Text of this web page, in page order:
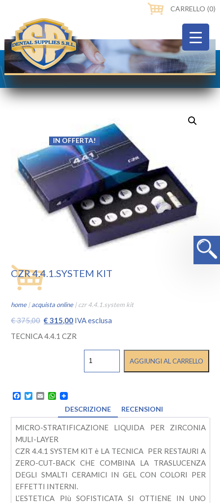
CARRELLO ⟨0⟩
IN OFFERTA!
CZR 4.4.1.SYSTEM KIT
home|acquista online|czr 4.4.1.system kit
€375,00 Il
prezzo
€ 315,00Il
prezzo
IVA esclusa
TECNICA 4.4.1 CZR
4.4.1.SYSTEM
AGGIUNGI AL CARRELLO
Facebook
TwitterEmailWhatsApp
DESCRIZIONE
RECENSIONI
MICRO-STRATIFICAZIONE LIQUIDA PER ZIRCONIA
MULI-LAYER
CZR 4.4.1 SYSTEM KIT è LA TECNICA PER RESTAURI A
ZERO-CUT-BACK CHE COMBINA LA TRASLUCENZA
DEGLI SMALTI CERAMICI IN GEL CON COLORI PER
EFFETTI INTERNI.
L’ESTETICA PIù SOFISTICATA SI OTTIENE IN UNO